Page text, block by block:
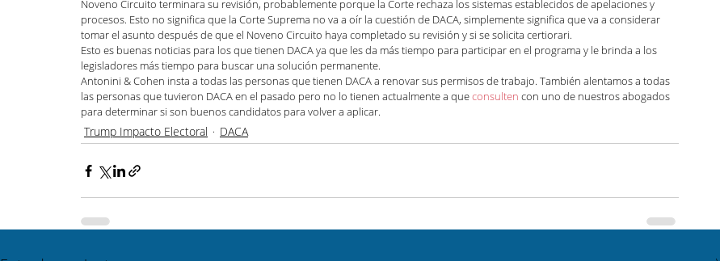
Inmigración general Zuhra Aziz Jessica Luna Kaitlin Rudzinskyi
Inmigración Humanitaria
Noveno Circuito terminara su revisión, probablemente porque la Corte rechaza los sistemas establecidos de apelaciones y
procesos. Esto no significa que la Corte Suprema no va a oír la cuestión de DACA, simplemente significa que va a considerar
tomar el asunto después de que el Noveno Circuito haya completado su revisión y si se solicita certiorari.
Esto es buenas noticias para los que tienen DACA ya que les da más tiempo para participar en el programa y le brinda a los
legisladores más tiempo para buscar una solución permanente.
Antonini & Cohen insta a todas las personas que tienen DACA a renovar sus permisos de trabajo. También alentamos a todas
las personas que tuvieron DACA en el pasado pero no lo tienen actualmente a que consulten con uno de nuestros abogados
para determinar si son buenos candidatos para volver a aplicar.
Trump Impacto Electoral DACA